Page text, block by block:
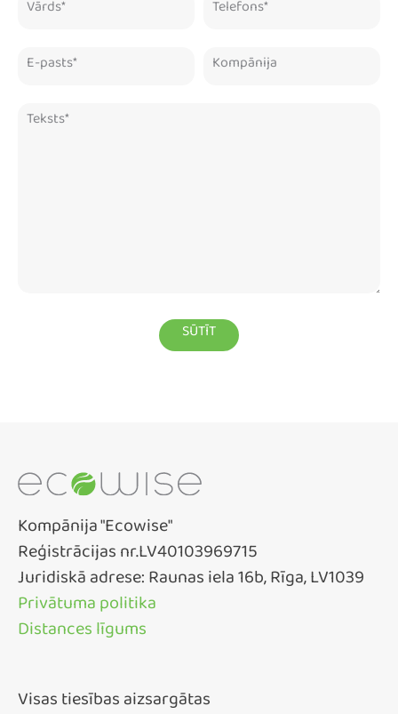
Kompānija "Ecowise"
Reģistrācijas nr.LV40103969715
Juridiskā adrese: Raunas iela 16b, Rīga, LV1039
Privātuma politika
Distances līgums
Visas tiesības aizsargātas